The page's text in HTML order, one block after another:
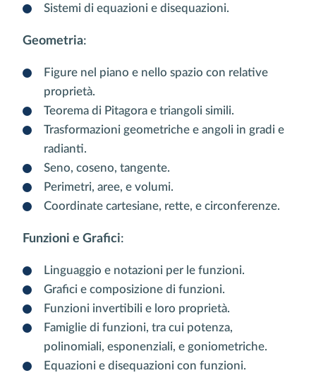
Sistemi di equazioni e disequazioni.
Geometria:
Figure nel piano e nello spazio con relative
proprietà.
Teorema di Pitagora e triangoli simili.
Trasformazioni geometriche e angoli in gradi e
radianti.
Seno, coseno, tangente.
Perimetri, aree, e volumi.
Coordinate cartesiane, rette, e circonferenze.
Funzioni e Grafici:
Linguaggio e notazioni per le funzioni.
Grafici e composizione di funzioni.
Funzioni invertibili e loro proprietà.
Famiglie di funzioni, tra cui potenza,
polinomiali, esponenziali, e goniometriche.
Equazioni e disequazioni con funzioni.